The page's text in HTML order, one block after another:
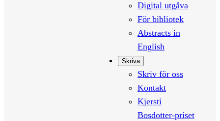
Digital utgåva
För bibliotek
Abstracts in
English
Skriva
Skriv för oss
Kontakt
Kjersti
Bosdotter-priset